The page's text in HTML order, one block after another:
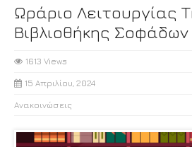
Ωράριο Λειτουργίας
Βιβλιοθήκης Σοφάδων
1613 Views
15 Απριλίου, 2024
Ανακοινώσεις